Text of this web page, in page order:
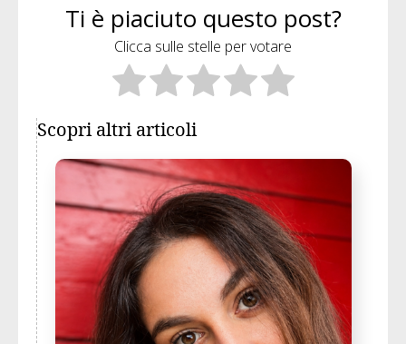
Ti è piaciuto questo post?
Clicca sulle stelle per votare
Scopri altri articoli